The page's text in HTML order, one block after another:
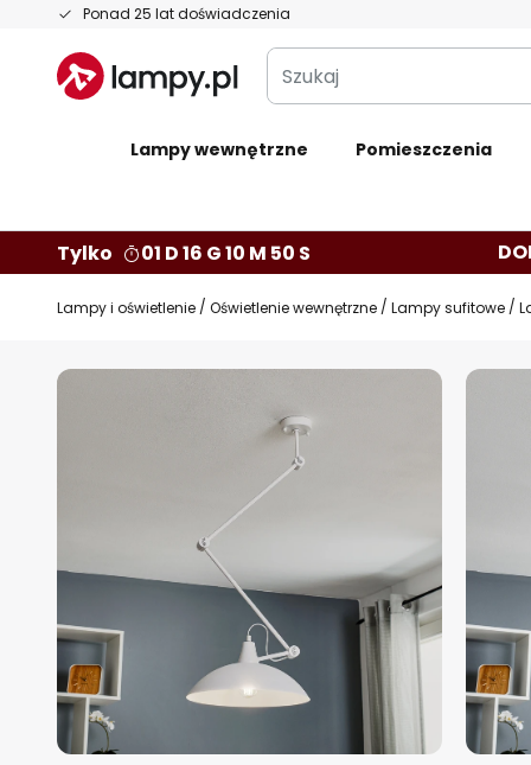
Ponad 25 lat doświadczenia
Przejdź
treści
Szukaj
Lampy wewnętrzne Pomieszczenia
Tylko 01 D 16 G 10 M 49 S
Lampy i oświetlenie Oświetlenie wewnętrzne Lampy sufitowe
Przejdź